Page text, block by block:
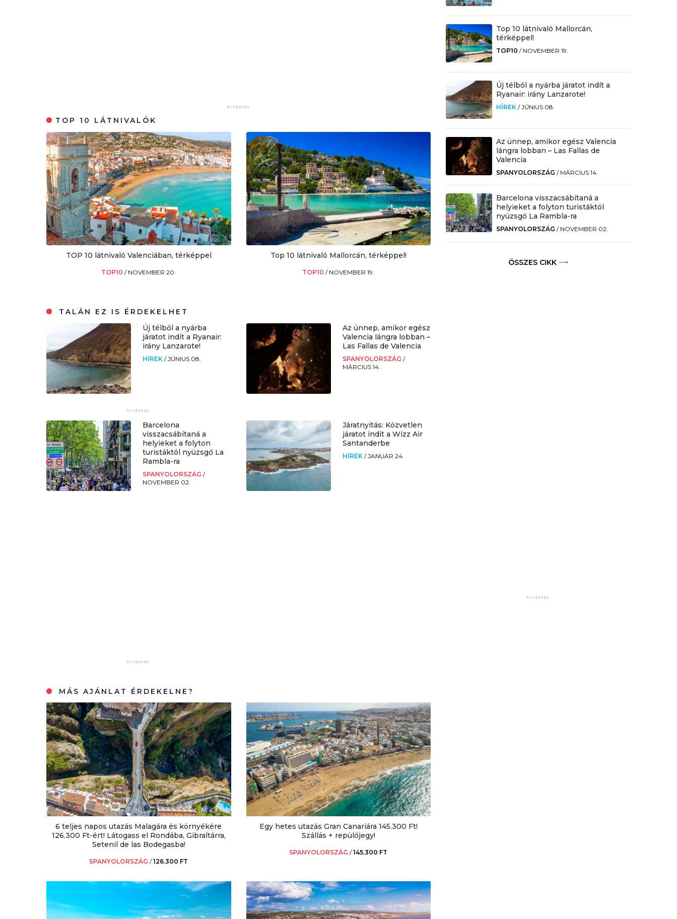
TOP 10 LÁTNIVALÓK
TOP 10 látnivaló Valenciában, térképpel
TOP10/ NOVEMBER 20.
Top 10 látnivaló Mallorcán, térképpel!
TOP10/ NOVEMBER 19.
TALÁN EZ IS ÉRDEKELHET
Új télből a nyárba
járatot indít a Ryanair:
irány Lanzarote!
HÍREK/JÚNIUS 08.
Az ünnep, amikor egész
Valencia lángra lobban –
Las Fallas de Valencia
SPANYOLORSZÁG /
MÁRCIUS 14.
Barcelona
visszacsábítaná a
helyieket a folyton
turistáktól nyüzsgő La
Rambla-ra
SPANYOLORSZÁG/
NOVEMBER 02.
Járatnyitás: Közvetlen
járatot indít a Wizz Air
Santanderbe
HÍREK /JANUÁR 24.
MÁS AJÁNLAT ÉRDEKELNE?
6 teljes napos utazás Malagára és környékére
126.300 Ft-ért! Látogass el Rondába, Gibraltárra,
Setenil de las Bodegasba!
SPANYOLORSZÁG /126.300 FT
Egy hetes utazás Gran Canariára 145.300 Ft!
Szállás + repülőjegy!
SPANYOLORSZÁG /145.300 FT
Top 10 látnivaló Mallorcán,
térképpel!
TOP10 / NOVEMBER 19.
Új télből a nyárba járatot indít a
Ryanair: irány Lanzarote!
HÍREK /JÚNIUS 08.
Az ünnep, amikor egész Valencia
lángra lobban – Las Fallas de
Valencia
SPANYOLORSZÁG / MÁRCIUS 14.
Barcelona visszacsábítaná a
helyieket a folyton turistáktól
nyüzsgő La Rambla-ra
SPANYOLORSZÁG / NOVEMBER 02.
ÖSSZES CIKK